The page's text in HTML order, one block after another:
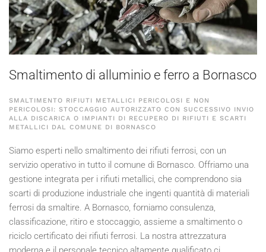
Smaltimento di alluminio e ferro a Bornasco
SMALTIMENTO RIFIUTI METALLICI PERICOLOSI E NON
PERICOLOSI: STOCCAGGIO AUTORIZZATO CON SUCCESSIVO INVIO
ALLA DISCARICA O IMPIANTI DI RECUPERO DI RIFIUTI E SCARTI
METALLICI DAL COMUNE DI BORNASCO
Siamo esperti nello smaltimento dei rifiuti ferrosi, con un
servizio operativo in tutto il comune di Bornasco. Offriamo una
gestione integrata per i rifiuti metallici, che comprendono sia
scarti di produzione industriale che ingenti quantità di materiali
ferrosi da smaltire. A Bornasco, forniamo consulenza,
classificazione, ritiro e stoccaggio, assieme a smaltimento o
riciclo certificato dei rifiuti ferrosi. La nostra attrezzatura